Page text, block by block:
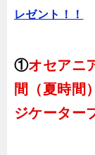
レゼント！！
①オセアニ
間（夏時間
ジケーター